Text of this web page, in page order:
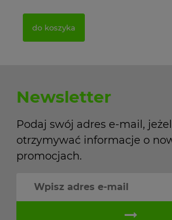
do koszyka
Newsletter
Podaj swój adres e-mail,
otrzymywać informacje o
promocjach.